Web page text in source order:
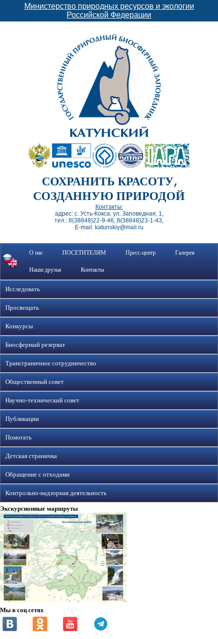
Министерство природных ресурсов и экологии
Российской Федерации
СОХРАНИТЬ КРАСОТУ,
СОЗДАННУЮ ПРИРОДОЙ
Контакты:
адрес: с. Усть-Кокса, ул. Заповедная, 1,
тел.: 8(38848)22-9-46, 8(38848)23-1-43,
E-mail: katunskiy@mail.ru
О нас ПОСЕТИТЕЛЯМ Пресс-центр Галерея
Наши друзья Контакты
Исследовать
Просвещать
Конкурсы
Биосферный резерват
Трансграничное сотрудничество
Общественный совет
Научно-технический совет
Публикации
Помогать
Детская страничка
Обращение с отходами
Контрольно-надзорная деятельность
Экскурсионные маршруты
Мы в соц сетях